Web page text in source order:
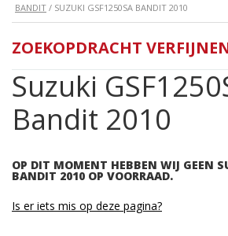
BANDIT / SUZUKI GSF1250SA BANDIT 2010
Suzuki
Bandit 2010
OP DIT MOMENT HEBBEN WIJ GEEN
BANDIT 2010 OP VOORRAAD.
ZOEKOPDRACHT
Is er iets mis op deze pagina?